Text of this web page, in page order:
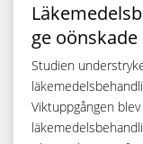
ge
Studien
Viktuppgången